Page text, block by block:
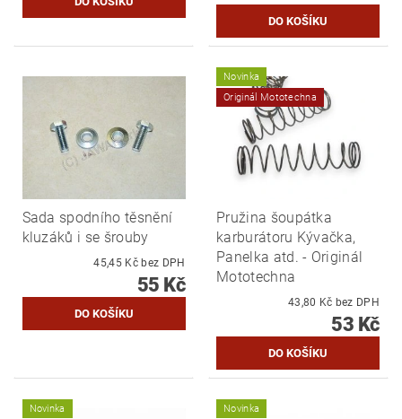
Sada spodního těsnění
kluzáků i se šrouby
45,45 Kč bez DPH
55 Kč
Novinka
Originál Mototechna
Pružina šoupátka
karburátoru Kývačka,
Panelka atd. - Originál
Mototechna
43,80 Kč bez DPH
53 Kč
Novinka
Novinka